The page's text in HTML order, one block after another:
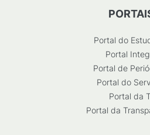
Portal do
Portal
Portal de
Portal do
Portal da
Portal da